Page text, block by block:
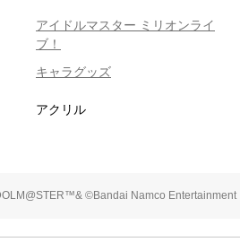
アイドルマスター ミリオンライ
ブ！
キャラグッズ
アクリル
©Bandai Namco Entertainment